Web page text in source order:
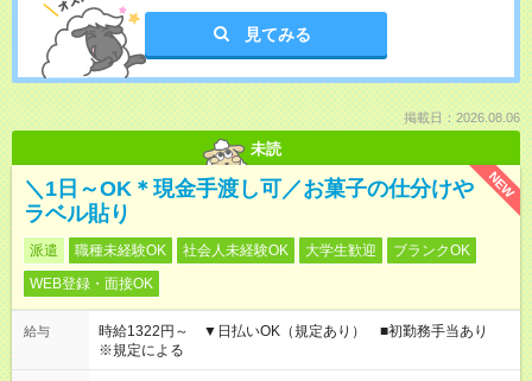
見てみる
掲載日：2026.08.06
未読
NEW
＼1日～OK＊現金手渡し可／お菓子の仕分けや
ラベル貼り
派遣 職種未経験OK 社会人未経験OK 大学生歓迎
ブランクOK
WEB登録・面接OK
給与
時給1322円～ ▼日払いOK（規定あり） ■初勤務手当あり
※規定による